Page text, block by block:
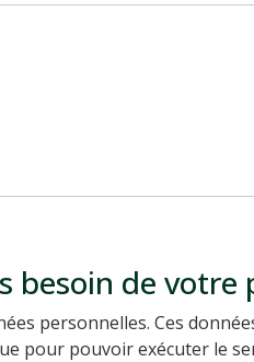
besoin de votre
personnelles. Ces
pour pouvoir exécuter le